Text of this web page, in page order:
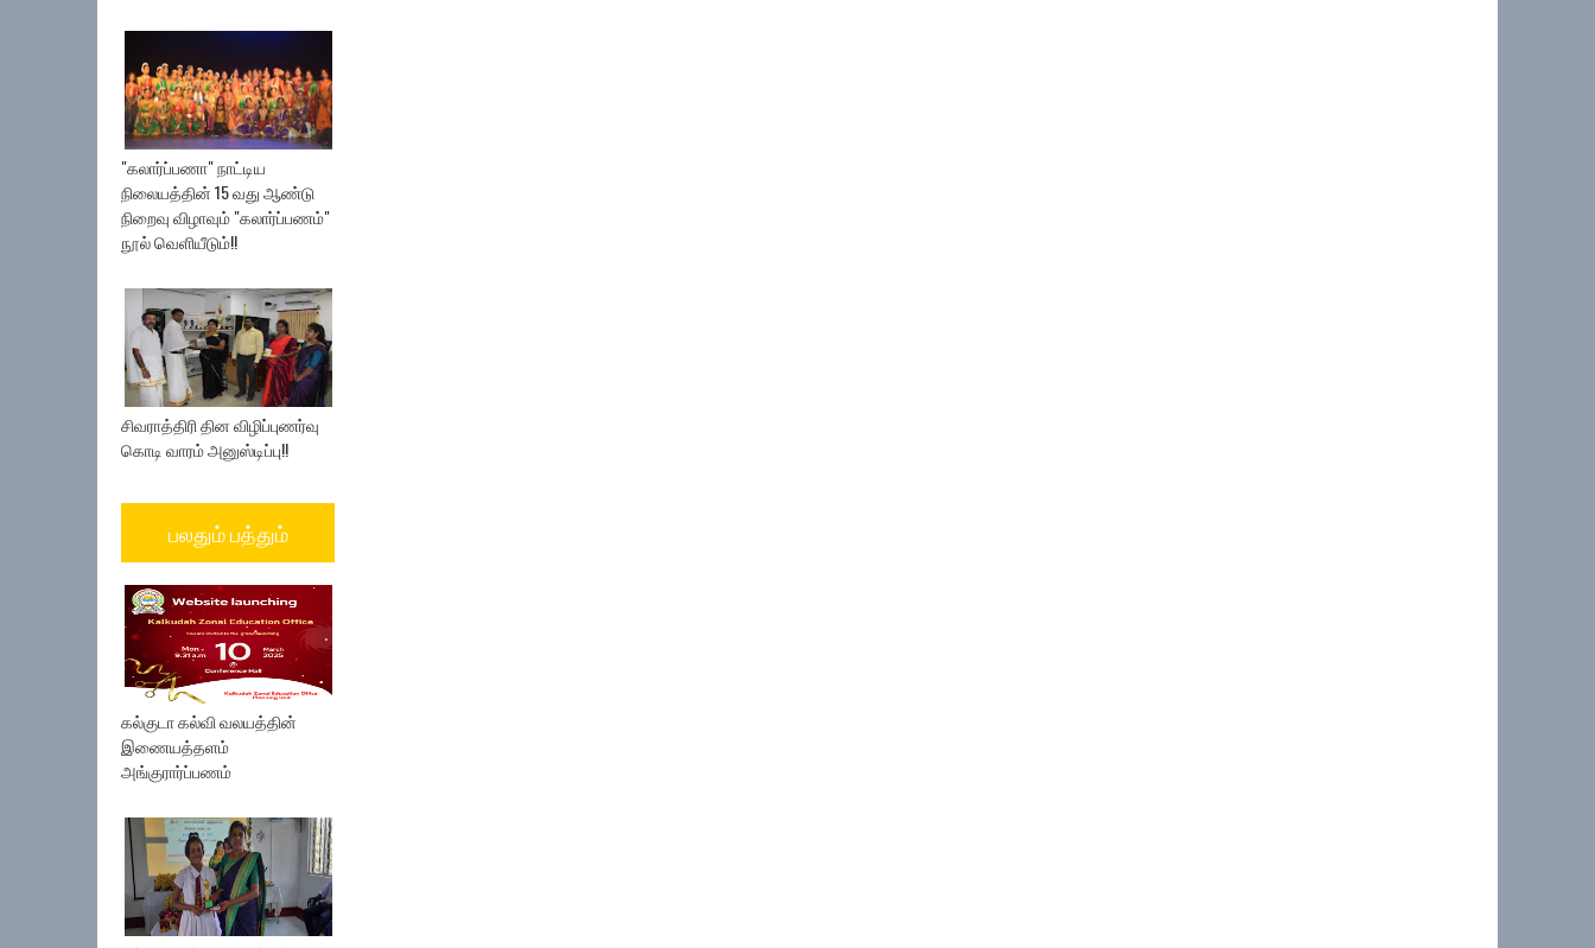
"கலார்ப்பணா" நாட்டிய
நிலையத்தின் 15 வது ஆண்டு
நிறைவு விழாவும் "கலார்ப்பணம்"
நூல் வெளியீடும்!!
சிவராத்திரி தின விழிப்புணர்வு
கொடி வாரம் அனுஸ்டிப்பு!!
பலதும் பத்தும்
கல்குடா கல்வி வலயத்தின்
இணையத்தளம்
அங்குரார்ப்பணம்